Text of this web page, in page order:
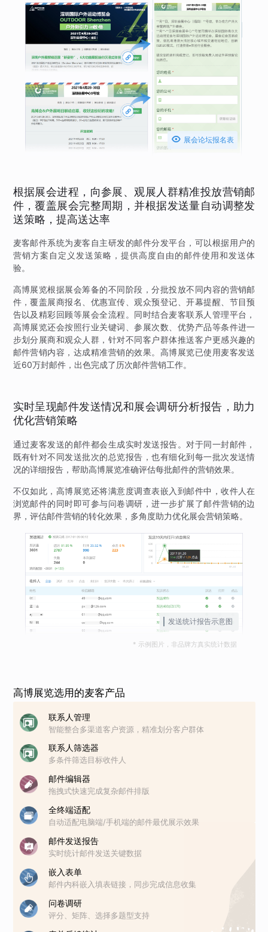
 展会论坛报名表
根据展会进程，向参展、观展人群精准投放营销邮
件，覆盖展会完整周期，并根据发送量自动调整发
送策略，提高送达率
麦客邮件系统为麦客自主研发的邮件分发平台，可以根据用户的
营销方案自定义发送策略，提供高度自由的邮件使用和发送体
验。
高博展览根据展会筹备的不同阶段，分批投放不同内容的营销邮
件，覆盖展商报名、优惠宣传、观众预登记、开幕提醒、节目预
告以及精彩回顾等展会全流程。同时结合麦客联系人管理平台，
高博展览还会按照行业关键词、参展次数、优势产品等条件进一
步划分展商和观众人群，针对不同客户群体推送客户更感兴趣的
邮件营销内容，达成精准营销的效果。高博展览已使用麦客发送
近60万封邮件，出色完成了历次邮件营销工作。
实时呈现邮件发送情况和展会调研分析报告，助力
优化营销策略
通过麦客发送的邮件都会生成实时发送报告。对于同一封邮件，
既有针对不同发送批次的总览报告，也有细化到每一批次发送情
况的详细报告，帮助高博展览准确评估每批邮件的营销效果。
不仅如此，高博展览还将满意度调查表嵌入到邮件中，收件人在
浏览邮件的同时即可参与问卷调研，进一步扩展了邮件营销的边
界，评估邮件营销的转化效果，多角度助力优化展会营销策略。
发送统计报告示意图
* 示例图片，非品牌方真实统计数据
高博展览选用的麦客产品
联系人管理
智能整合多渠道客户资源，精准划分客户群体
联系人筛选器
多条件筛选目标收件人
邮件编辑器
拖拽式快速完成复杂邮件排版
全终端适配
自动适配电脑端/手机端的邮件最优展示效果
邮件发送报告
实时统计邮件发送关键数据
嵌入表单
邮件内科嵌入填表链接，同步完成信息收集
问卷调研
评分、矩阵、选择多题型支持